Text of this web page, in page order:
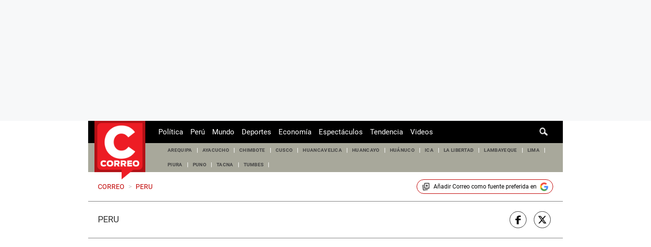
de
Política Perú Mundo Deportes Economía Espectáculos Tendencia Videos
AREQUIPA AYACUCHO CHIMBOTE CUSCO HUANCAVELICA HUANCAYO HUÁNUCO ICA LA LIBERTAD LAMBAYEQUE LIMA
PIURA PUNO TACNA TUMBES
CORREO > PERU Añadir Correocomo fuente preferida en
PERÚ